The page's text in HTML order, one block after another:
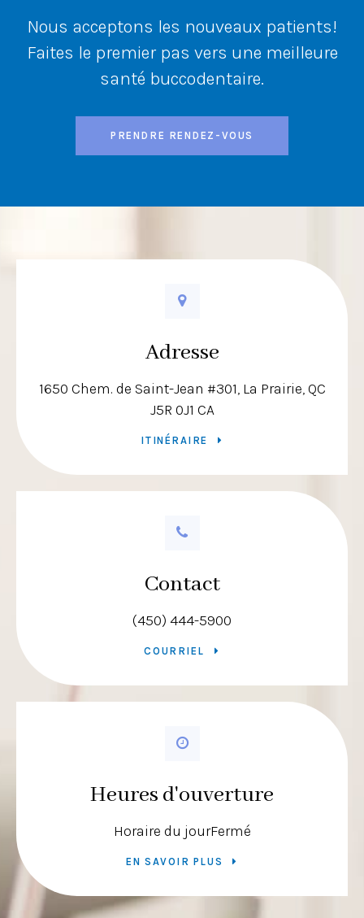
Nous acceptons les nouveaux patients!
Faites le premier pas vers une meilleure
santé buccodentaire.
PRENDRE RENDEZ-VOUS
Adresse
1650 Chem. de Saint-Jean #301 La Prairie QC
J5R 0J1 CA
ITINÉRAIRE
Contact
(450) 444-5900
COURRIEL
Heures d'ouverture
Horaire du jourFermé
EN SAVOIR PLUS